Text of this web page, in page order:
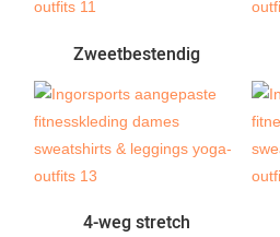
Zweetbestendig
4-weg stretch